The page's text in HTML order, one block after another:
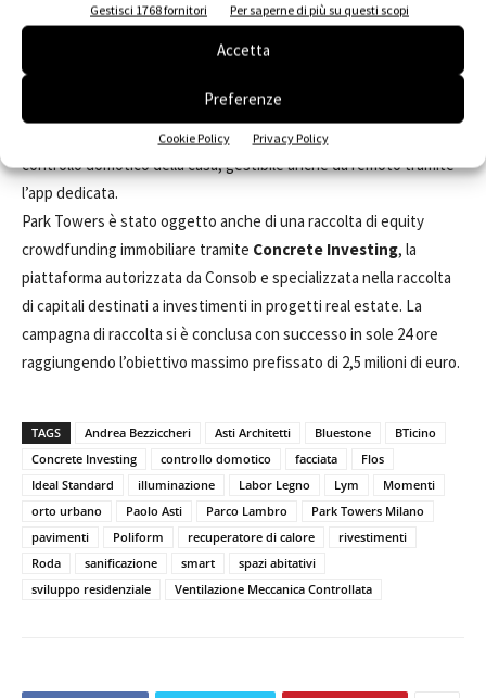
Gestisci 1768 fornitori Per saperne di più su questi scopi
Accetta
Preferenze
Cookie Policy Privacy Policy
eLym. I futuri abitanti di Park Towers potranno anche richiedere
degli arredi completamente personalizzati grazie alla
collaborazione con
custom design made in Italy il suo must. All’interno degli
appartamenti sarà previsto il sistemaSMART
controllo domotico della casa, gestibile anche da remoto tramite
l’app dedicata.
Park Towers è stato oggetto anche di una raccolta di equity
crowdfunding immobiliare tramite Concrete Investing, la
piattaforma autorizzata da Consob e specializzata nella raccolta
di capitali destinati a investimenti in progetti real estate. La
campagna di raccolta si è conclusa con successo in sole 24 ore
raggiungendo l’obiettivo massimo prefissato di 2,5 milioni di euro.
TAGS Andrea Bezziccheri Asti Architetti Bluestone
BTicino
Concrete Investing
controllo domotico facciata
Flos
Ideal Standard
illuminazione Labor Legno Lym
Momenti
orto urbano
Paolo Asti Parco Lambro
Park Towers Milano
pavimenti
Poliform recuperatore di calore
rivestimenti
Roda
sanificazione smart
spazi abitativi
sviluppo residenziale
Ventilazione Meccanica Controllata